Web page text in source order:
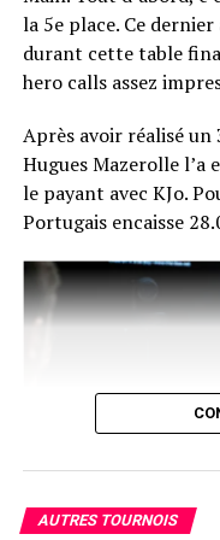
par donner une
La réaction du
bonhomme de
français… En plus de
longtemps de sa
la 5e place. Ce
durant cette table
hero calls assez
Après avoir réalisé
Hugues Mazerolle l’a
le payant avec KJo.
Portugais encaisse
AUTRES TOURNOIS